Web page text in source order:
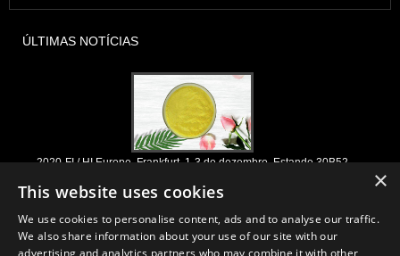
ÚLTIMAS NOTÍCIAS
2020-FI / HI Europe, Frankfurt, 1-3 de dezembro, Estande 30B52
2021/03/30
Nós desenvolvemos, comercializamos e distribuímos os ingredientes e
produtos essenciais para nutracêuticos, suplementos e indústrias de
alimentos e bebidas funcionais a partir de fábricas primárias localizadas
×
This website uses cookies
We use cookies to personalise content, ads and to analyse our traffic.
We also share information about your use of our site with our
advertising and analytics partners who may combine it with other